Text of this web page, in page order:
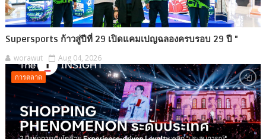
Supersports ก้าวสู่ปีที่ 29 เปิดแคมเปญฉลองครบรอบ 29 ปี "
worawut Aug 04, 2026
การตลาด